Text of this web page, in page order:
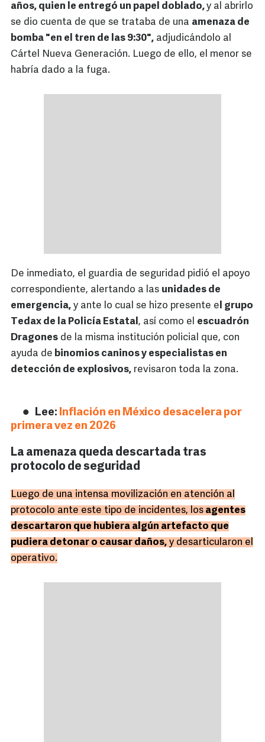
años, quien le entregó un papel doblado,y al abrirlo
se dio cuenta de que se trataba de una amenaza de
bomba "en el tren de las 9:30", adjudicándolo al
Cártel Nueva Generación. Luego de ello, el menor se
habría dado a la fuga.
De inmediato, el guardia de seguridad pidió el apoyo
correspondiente, alertando a las unidades de
emergencia, y ante lo cual se hizo presente el grupo
Tedax de la Policía Estatal, así como el escuadrón
Dragones de la misma institución policial que, con
ayuda de binomios caninos y especialistas en
detección de explosivos, revisaron toda la zona.
Lee: Inflación en México desacelera por
primera vez en 2026
La amenaza queda descartada tras
protocolo de seguridad
Luego de una intensa movilización en atención al
protocolo ante este tipo de incidentes, los agentes
descartaron que hubiera algún artefacto que
pudiera detonar o causar daños, y desarticularon el
operativo.